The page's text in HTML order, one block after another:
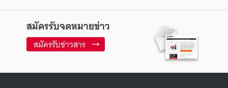
สมัครรับจดหมายข่าว
สมัครรับข่าวสาร